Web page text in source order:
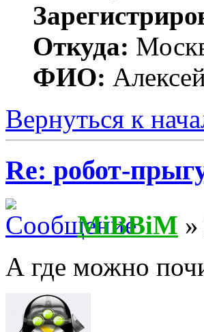
Откуда:
ФИО:
Вернуться к
Re: робот-
MiBBiM
А где можно